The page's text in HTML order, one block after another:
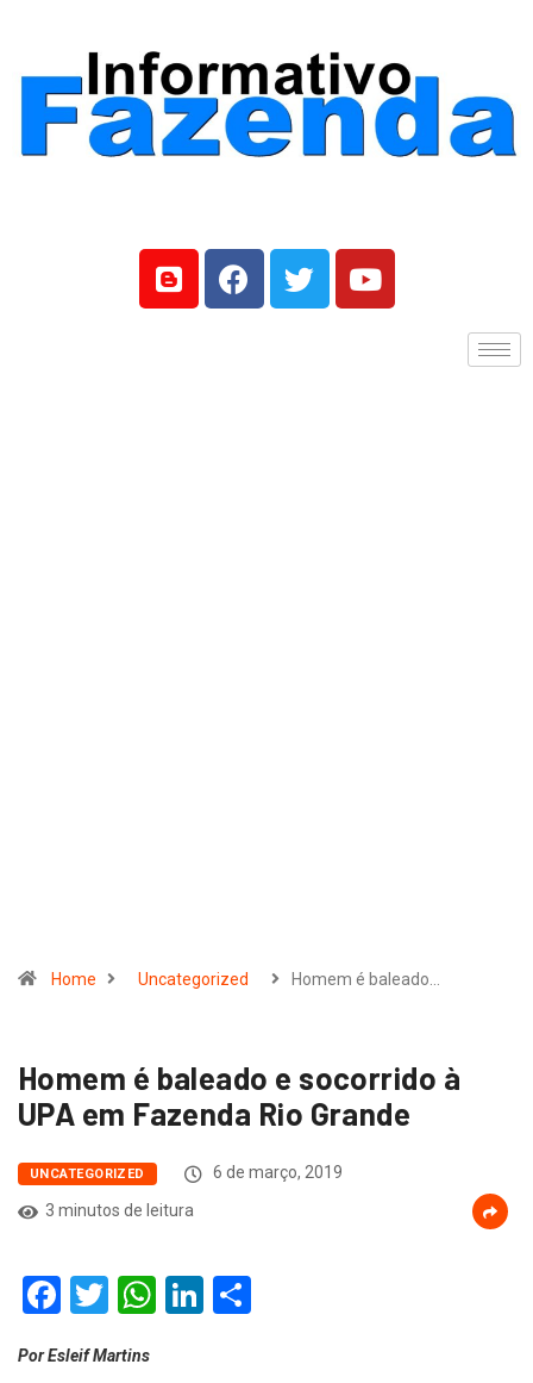
Home Uncategorized Homem é baleado…
Homem é baleado e socorrido à
UPA em Fazenda Rio Grande
UNCATEGORIZED
6 de março, 2019
3 minutos de leitura
Facebook
Twitter
WhatsApp
LinkedIn
Por Esleif Martins